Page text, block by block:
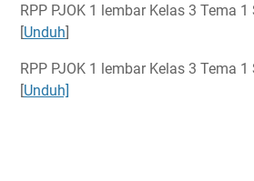
RPP PJOK 1 lembar Kelas 3 Tema
[Unduh]
RPP PJOK 1 lembar Kelas 3 Tema
[Unduh]